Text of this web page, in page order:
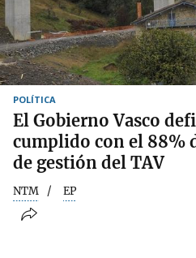
POLÍTICA
El Gobierno Vasco
cumplido con el 88%
de gestión del TAV
NTM EP